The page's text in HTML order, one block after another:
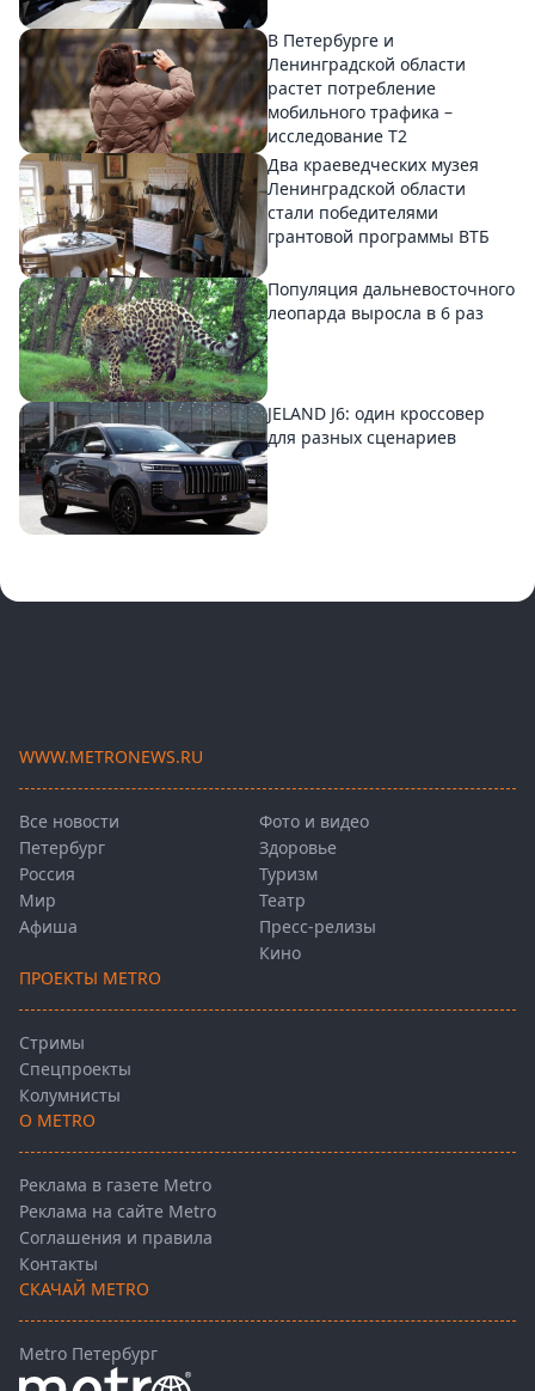
В Петербурге и
Ленинградской области
растет потребление
мобильного трафика –
исследование T2
Два краеведческих музея
Ленинградской области
стали победителями
грантовой программы ВТБ
Популяция дальневосточного
леопарда выросла в 6 раз
JELAND J6: один кроссовер
для разных сценариев
WWW.METRONEWS.RU
Все новости
Петербург
Россия
Мир
Афиша
Фото и видео
Здоровье
Туризм
Театр
Пресс-релизы
Кино
ПРОЕКТЫ METRO
Стримы
Спецпроекты
Колумнисты
О METRO
Реклама в газете Metro
Реклама на сайте Metro
Соглашения и правила
Контакты
СКАЧАЙ METRO
Metro Петербург